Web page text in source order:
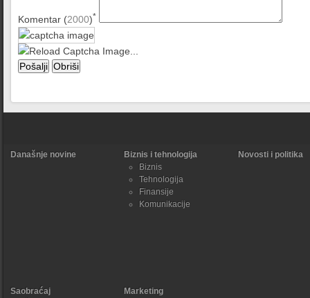
Komentar (2000)*
Današnje novine
Biznis i tehnologija
Biznis
Tehnologija
Finansije
Komunikacije
Novosti i politika
Saobraćaj
Marketing